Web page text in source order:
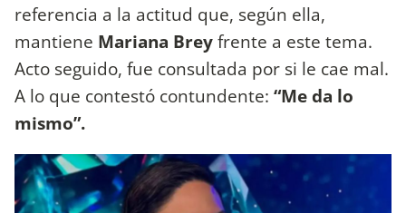
referencia a la actitud que, según ella,
mantiene Mariana Breyfrente a este tema.
Acto seguido, fue consultada por si le cae mal.
A lo que contestó contundente: “Me da lo
mismo”.